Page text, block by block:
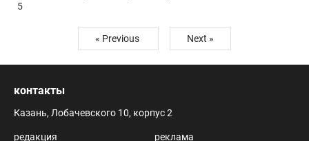
5
« Previous Next »
контакты
Казань, Лобачевского 10, корпус 2
редакция
реклама